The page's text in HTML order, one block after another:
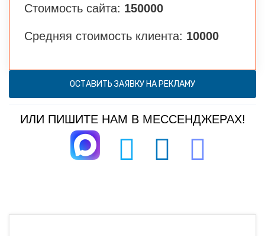
Стоимость сайта: 150000
Средняя стоимость клиента: 10000
ОСТАВИТЬ ЗАЯВКУ НА РЕКЛАМУ
ИЛИ ПИШИТЕ НАМ В МЕССЕНДЖЕРАХ!